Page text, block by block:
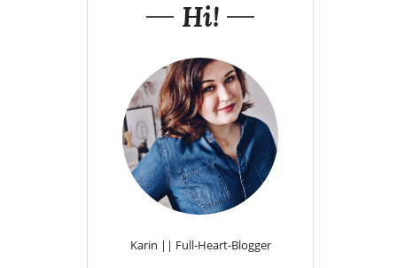
Hi!
Karin || Full-Heart-Blogger